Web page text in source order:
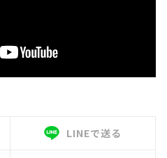
LINEで送る